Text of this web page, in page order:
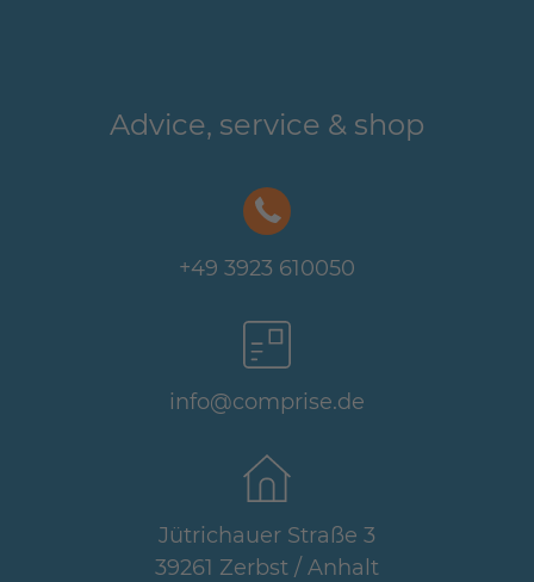
Advice, service & shop
+49 3923 610050
info@comprise.de
Jütrichauer Straße 3
39261 Zerbst / Anhalt